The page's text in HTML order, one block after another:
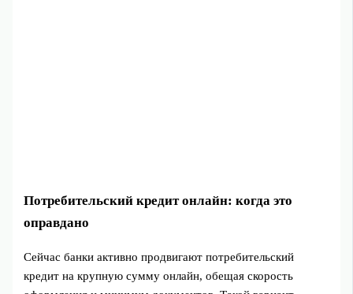
Потребительский кредит онлайн: когда это
оправдано
Сейчас банки активно продвигают потребительский
кредит на крупную сумму онлайн, обещая скорость